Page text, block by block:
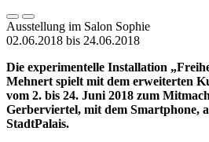
Ausstellung im Salon Sophie
02.06.2018 bis 24.06.2018
Die experimentelle Installation
Mehnert spielt mit dem erweiterten
vom 2. bis 24. Juni 2018 zum
Gerberviertel, mit dem Smartphone,
StadtPalais.